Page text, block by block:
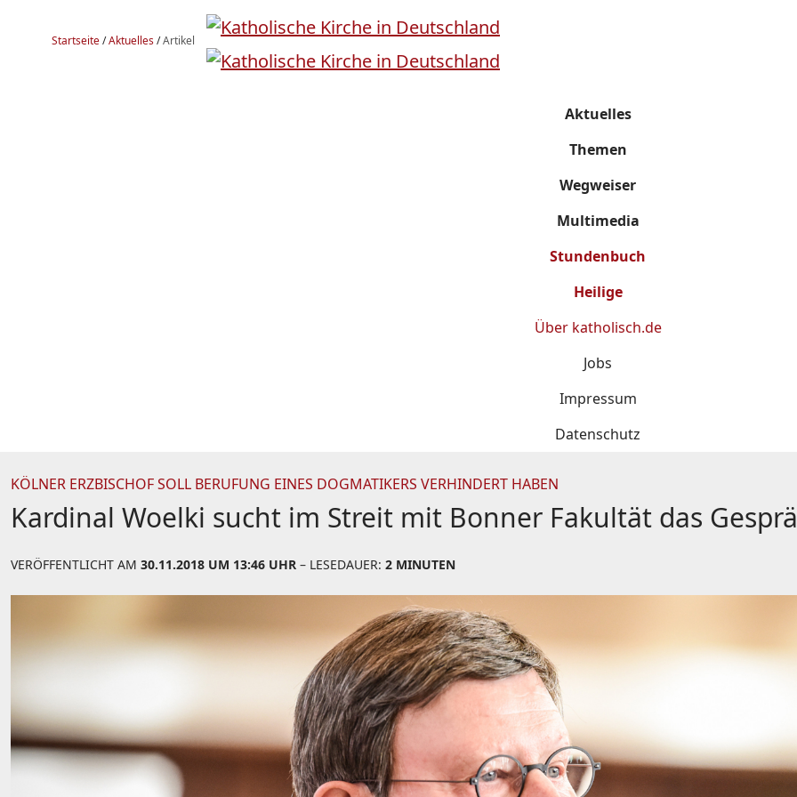
Startseite/Aktuelles/Artikel
Aktuelles
Themen
Wegweiser
Multimedia
Stundenbuch
Heilige
Über katholisch.de
Jobs
Impressum
Datenschutz
KÖLNER ERZBISCHOF SOLL BERUFUNG EINES DOGMATIKERS VERHINDERT HABEN
Kardinal Woelki sucht im Streit mit Bonner Fakultät das
VERÖFFENTLICHT AM 30.11.2018 UM 13:46 UHR – LESEDAUER: 2 MINUTEN